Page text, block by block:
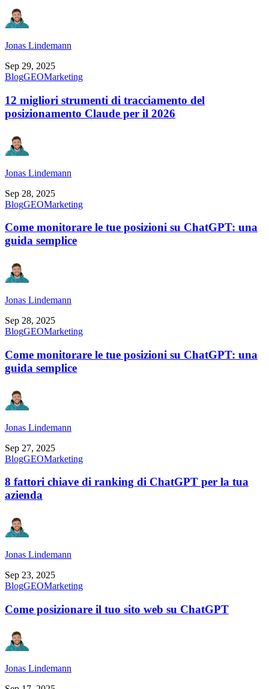
Jonas Lindemann
Sep 29, 2025
BlogGEOMarketing
12 migliori strumenti di tracciamento del
posizionamento Claude per il 2026
Jonas Lindemann
Sep 28, 2025
BlogGEOMarketing
Come monitorare le tue posizioni su ChatGPT: una
guida semplice
Jonas Lindemann
Sep 28, 2025
BlogGEOMarketing
Come monitorare le tue posizioni su ChatGPT: una
guida semplice
Jonas Lindemann
Sep 27, 2025
BlogGEOMarketing
8 fattori chiave di ranking di ChatGPT per la tua
azienda
Jonas Lindemann
Sep 23, 2025
BlogGEOMarketing
Come posizionare il tuo sito web su ChatGPT
Jonas Lindemann